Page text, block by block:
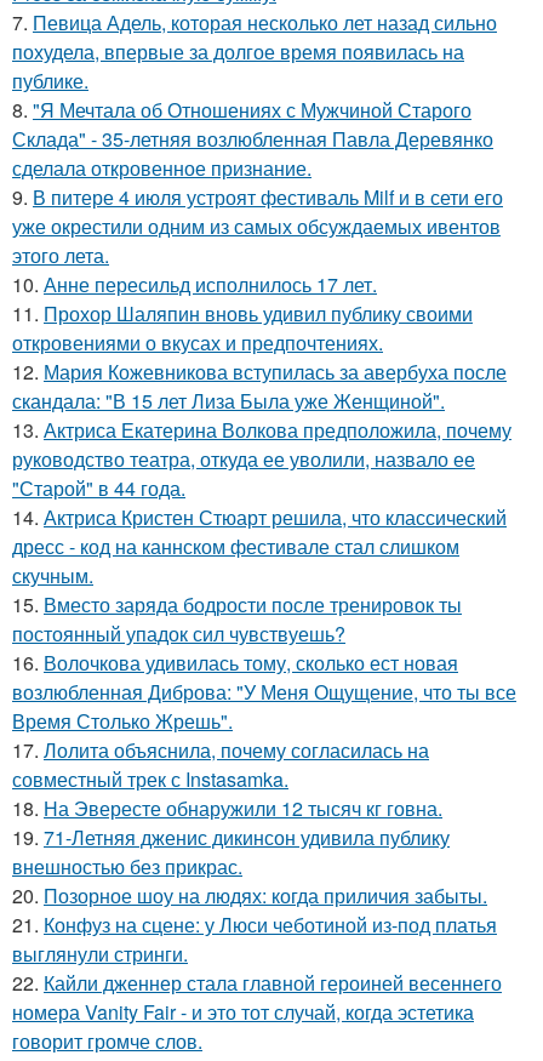
7. Певица Адель, которая несколько лет назад сильно
похудела, впервые за долгое время появилась на
публике.
8. "Я Мечтала об Отношениях с Мужчиной Старого
Склада" - 35-летняя возлюбленная Павла Деревянко
сделала откровенное признание.
9. В питере 4 июля устроят фестиваль Milf и в сети его
уже окрестили одним из самых обсуждаемых ивентов
этого лета.
10. Анне пересильд исполнилось 17 лет.
11. Прохор Шаляпин вновь удивил публику своими
откровениями о вкусах и предпочтениях.
12. Мария Кожевникова вступилась за авербуха после
скандала: "В 15 лет Лиза Была уже Женщиной".
13. Актриса Екатерина Волкова предположила, почему
руководство театра, откуда ее уволили, назвало ее
"Старой" в 44 года.
14. Актриса Кристен Стюарт решила, что классический
дресс - код на каннском фестивале стал слишком
скучным.
15. Вместо заряда бодрости после тренировок ты
постоянный упадок сил чувствуешь?
16. Волочкова удивилась тому, сколько ест новая
возлюбленная Диброва: "У Меня Ощущение, что ты все
Время Столько Жрешь".
17. Лолита объяснила, почему согласилась на
совместный трек с Instasamka.
18. На Эвересте обнаружили 12 тысяч кг говна.
19. 71-Летняя дженис дикинсон удивила публику
внешностью без прикрас.
20. Позорное шоу на людях: когда приличия забыты.
21. Конфуз на сцене: у Люси чеботиной из-под платья
выглянули стринги.
22. Кайли дженнер стала главной героиней весеннего
номера Vanity Fair - и это тот случай, когда эстетика
говорит громче слов.